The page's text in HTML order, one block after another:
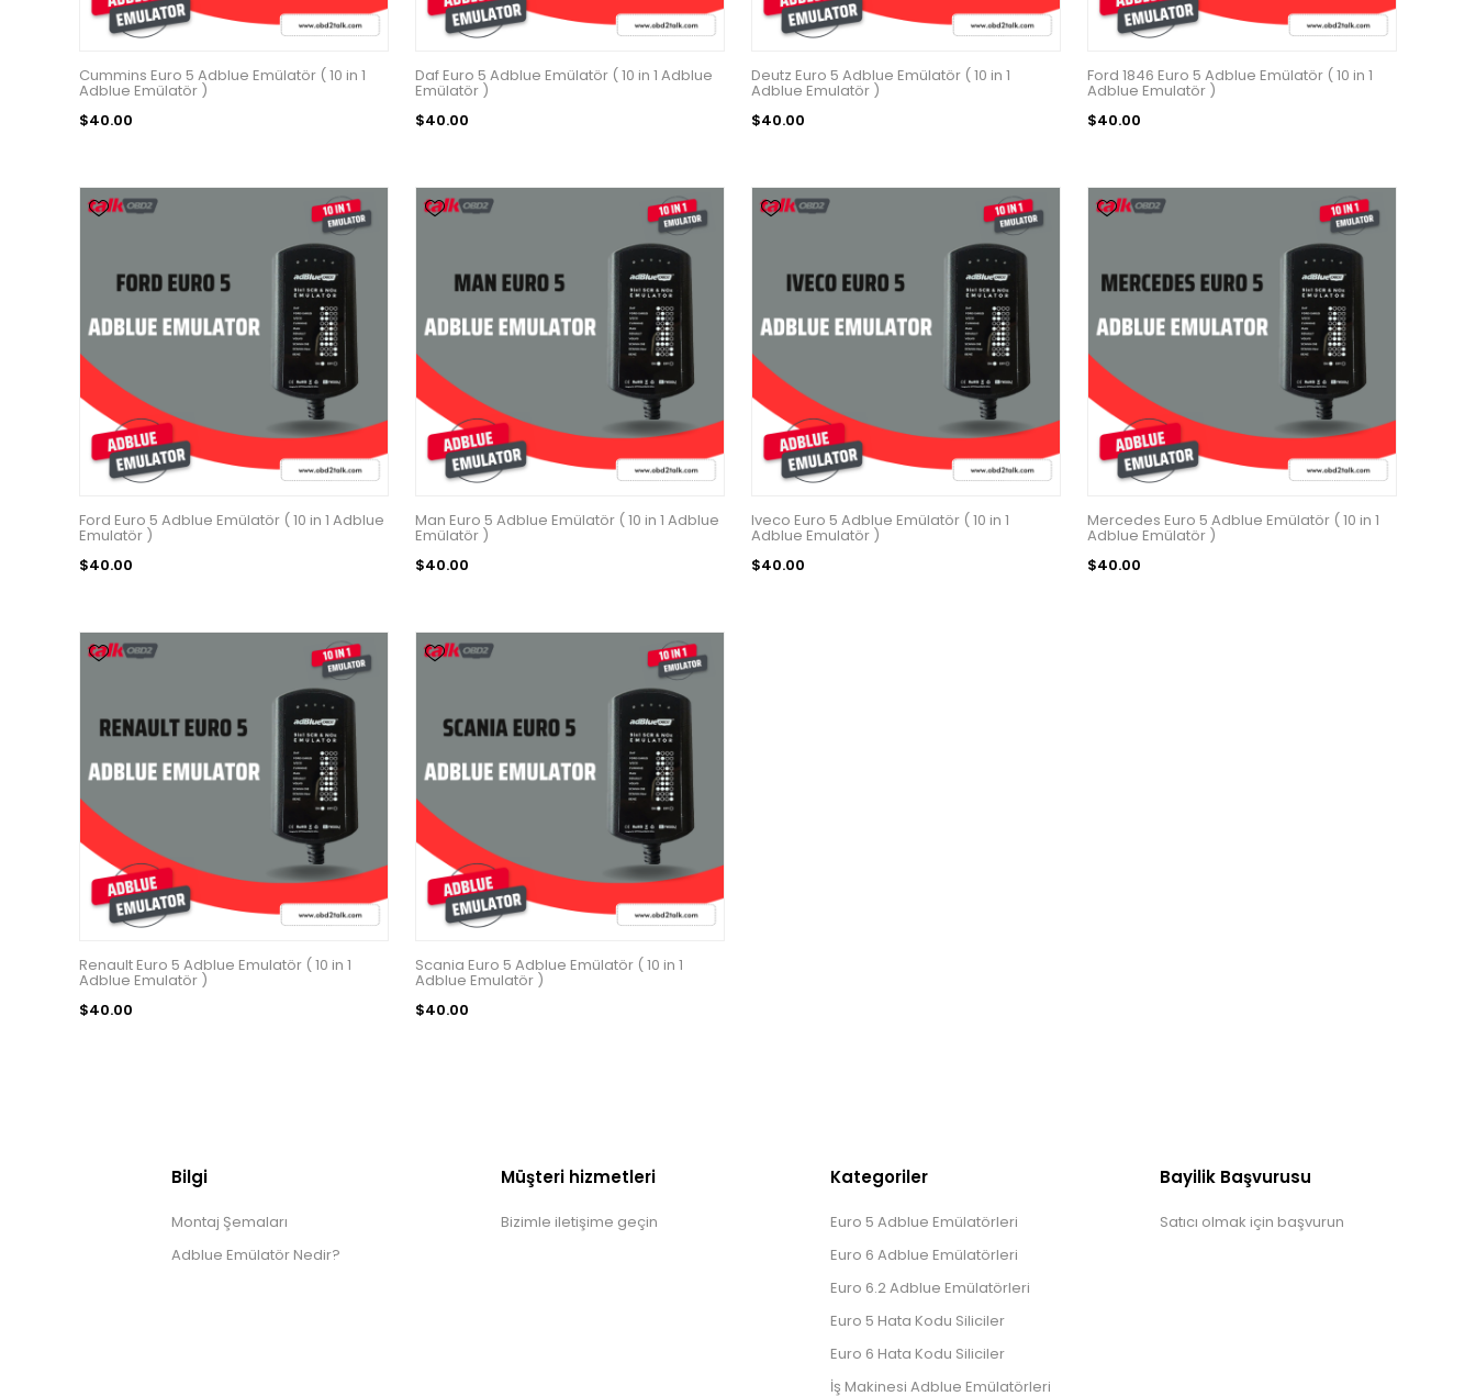
Cummins Euro 5 Adblue Emülatör ( 10 in 1
Adblue Emülatör )
$40.00
Daf Euro 5 Adblue Emülatör ( 10 in 1 Adblue
Emülatör )
$40.00
Deutz Euro 5 Adblue Emülatör ( 10 in 1
Adblue Emulatör )
$40.00
Ford 1846 Euro 5 Adblue Emülatör ( 10 in 1
Adblue Emulatör )
$40.00
Ford Euro 5 Adblue Emülatör ( 10 in 1 Adblue
Emulatör )
$40.00
Man Euro 5 Adblue Emülatör ( 10 in 1 Adblue
Emülatör )
$40.00
Iveco Euro 5 Adblue Emülatör ( 10 in 1
Adblue Emulatör )
$40.00
Mercedes Euro 5 Adblue Emülatör ( 10 in 1
Adblue Emülatör )
$40.00
Renault Euro 5 Adblue Emulatör ( 10 in 1
Adblue Emulatör )
$40.00
Scania Euro 5 Adblue Emülatör ( 10 in 1
Adblue Emulatör )
$40.00
Bilgi
Montaj Şemaları
Adblue Emülatör Nedir?
Müşteri hizmetleri
Bizimle iletişime geçin
Kategoriler
Euro 5 Adblue Emülatörleri
Euro 6 Adblue Emülatörleri
Euro 6.2 Adblue Emülatörleri
Euro 5 Hata Kodu Siliciler
Euro 6 Hata Kodu Siliciler
İş Makinesi Adblue Emülatörleri
Bayilik Başvurusu
Satıcı olmak için başvurun